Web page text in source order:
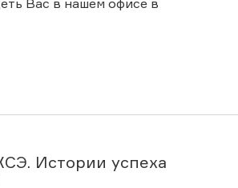
Истории успеха